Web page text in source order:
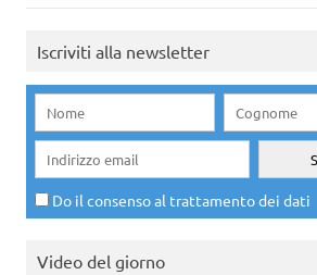
Iscriviti alla newsletter
Do il consenso al trattamento dei dati
Video del giorno